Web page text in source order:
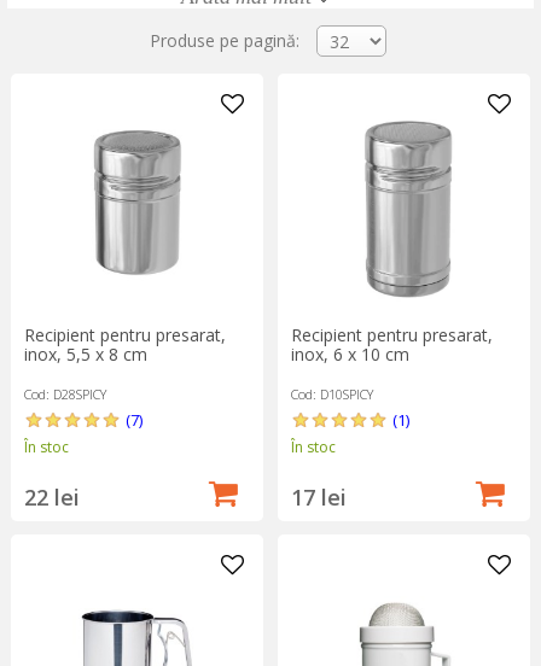
Shaker-ul din inox este ideal pentru a stoca mirodeniile și a le
presăra apoi în strat uniform peste preparate. Pudra de cacao,
textură fină poate fi păstrat în shakere. Folosește-le pentru a
decora prăjituri, cappuccino și alte băuturi calde, pentru a tapeta
tăvile de copt, înainte de a turna compoziția în ele, sau pentru a
asezona preparatele din farfurie.
Produse pe pagină:
Recipient pentru presarat,
inox, 5,5 x 8 cm
Cod: D28SPICY
(7)
În stoc
22 lei
Recipient pentru presarat,
inox, 6 x 10 cm
Cod: D10SPICY
(1)
În stoc
17 lei